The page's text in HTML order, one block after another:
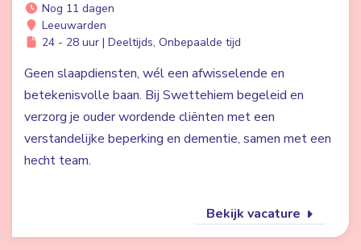
Nog 11 dagen
Leeuwarden
24 - 28 uur | Deeltijds, Onbepaalde tijd
Geen slaapdiensten, wél een afwisselende en
betekenisvolle baan. Bij Swettehiem begeleid en
verzorg je ouder wordende cliënten met een
verstandelijke beperking en dementie, samen met een
hecht team.
Bekijk vacature